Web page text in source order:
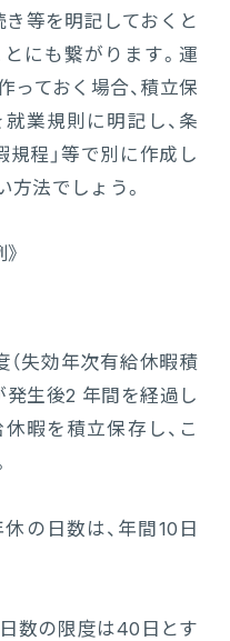
き等を明記しておくと
にも繋がります。運
っておく場合、積立保
業規則に明記し、条
規程」等で別に作成し
法でしょう。
（失効年次有給休暇積
発生後2 年間を経過し
暇を積立保存し、こ
の日数は、年間10日
数の限度は40日とす